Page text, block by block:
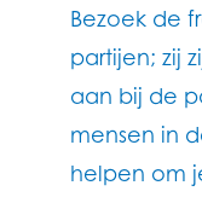
Bezoek de
partijen; zij
aan bij de
mensen in
helpen om